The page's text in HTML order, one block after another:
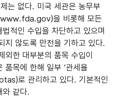
는 없다. 미국 세관은 농무부
을 비롯해 모든
적인 수입을 차단하고 있으며
지 않도록 만전을 기하고 있다.
외한 대부분의 품목 수입이
품목에 한해 일부 ‘관세율
로 관리하고 있다. 기본적인
와 같다.